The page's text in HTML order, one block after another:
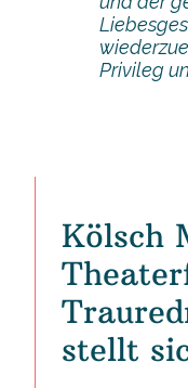
Privileg
Kölsch
stellt